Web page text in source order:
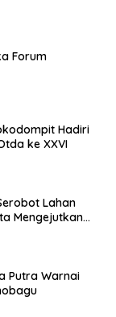
Forum
Hadiri
ke XXVI
Lahan
Mengejutkan
Putra Warnai